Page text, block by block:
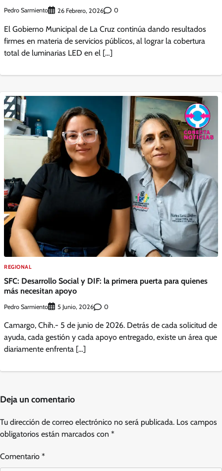
Pedro Sarmiento 26 Febrero, 2026 0
El Gobierno Municipal de La Cruz continúa dando resultados
firmes en materia de servicios públicos, al lograr la cobertura
total de luminarias LED en el […]
REGIONAL
SFC: Desarrollo Social y DIF: la primera puerta para quienes
más necesitan apoyo
Pedro Sarmiento 5 Junio, 2026 0
Camargo, Chih.- 5 de junio de 2026. Detrás de cada solicitud de
ayuda, cada gestión y cada apoyo entregado, existe un área que
diariamente enfrenta […]
Deja un comentario
Tu dirección de correo electrónico no será publicada. Los campos
obligatorios están marcados con *
Comentario *